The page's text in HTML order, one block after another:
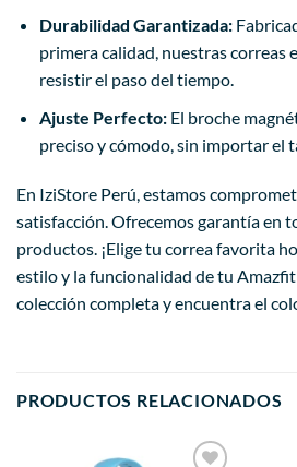
Durabilidad Garantizada:
primera calidad, nuestras correas
resistir el paso del tiempo.
Ajuste Perfecto:El broche
preciso y cómodo, sin importar el
En IziStore Perú, estamos
satisfacción. Ofrecemos garantía en
productos. ¡Elige tu correa favorita
estilo y la funcionalidad de tu
colección completa y encuentra el
PRODUCTOS RELACIONADOS